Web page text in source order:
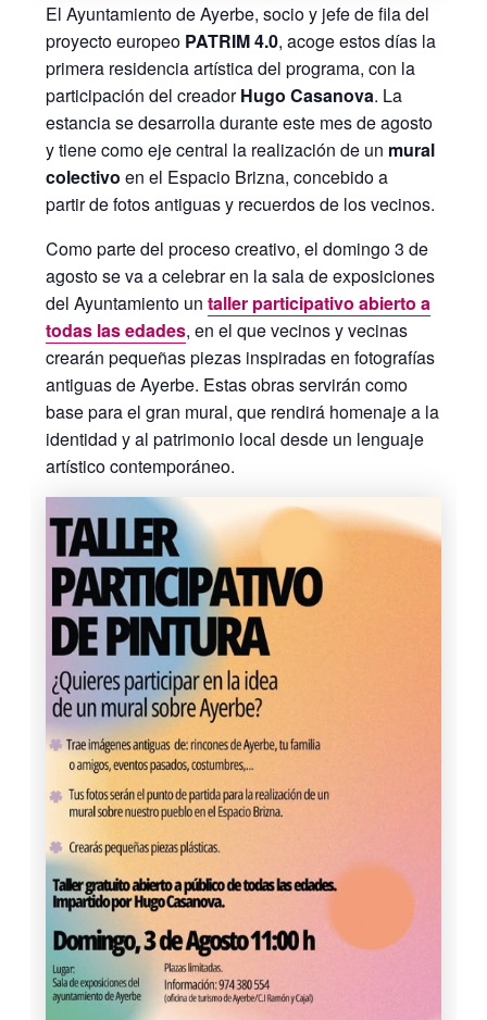
El Ayuntamiento de Ayerbe, socio y jefe de fila del
proyecto europeo PATRIM 4.0, acoge estos días la
primera residencia artística del programa, con la
participación del creadorHugo Casanova. La
estancia se desarrolla durante este mes de agosto
y tiene como eje central la realización de un mural
colectivo en el Espacio Brizna, concebido a
partir de fotos antiguas y recuerdos de los vecinos.
Como parte del proceso creativo, el domingo 3 de
agosto se va a celebrar en la sala de exposiciones
del Ayuntamiento untaller participativo abierto a
todas las edades, en el que vecinos y vecinas
crearán pequeñas piezas inspiradas en fotografías
antiguas de Ayerbe. Estas obras servirán como
base para el gran mural, que rendirá homenaje a la
identidad y al patrimonio local desde un lenguaje
artístico contemporáneo.